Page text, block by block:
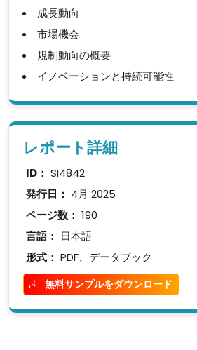
成長動向
市場機会
規制動向の概要
イノベーションと持続可能性
レポート詳細
ID： SI4842
発行日： 4月 2025
ページ数： 190
言語： 日本語
形式： PDF、データブック
無料サンプルをダウンロード